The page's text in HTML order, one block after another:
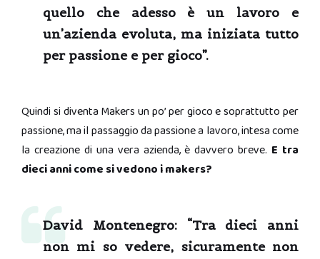
quello che adesso è un lavoro e
un’azienda evoluta, ma iniziata tutto
per passione e per gioco”.
Quindi si diventa Makers un po’ per gioco e soprattutto per
passione, ma il passaggio da passione a lavoro, intesa come
la creazione di una vera azienda, è davvero breve. E tra
dieci anni come si vedono i makers?
David Montenegro:“Tra dieci anni
non mi so vedere, sicuramente non